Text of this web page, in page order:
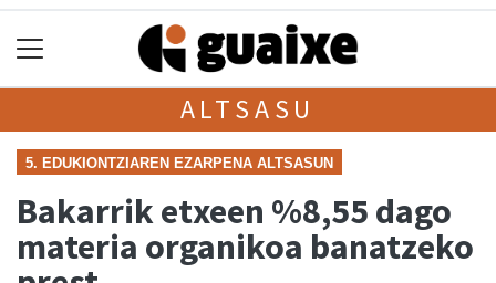
ALTSASU
5. EDUKIONTZIAREN EZARPENA ALTSASUN
Bakarrik etxeen %8,55 dago
materia organikoa banatzeko